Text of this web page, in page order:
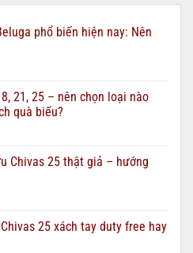
phổ biến hiện nay: Nên
Vodka
Beluga
nào?
21, 25 – nên chọn loại nào
quà biếu?
–
Chivas 25 thật giả – hướng
kiểm
25 xách tay duty free hay